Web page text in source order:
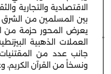
الاقتصادية والتجارية
بين المسلمين من الشرق
يعرض المحور حزمة من
العملات الذهبية
جانب عدد من المقتنيات
ونسخاً من القرآن الكريم،